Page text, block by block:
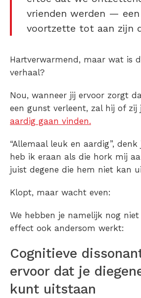
vrienden werden — een
voortzette tot aan zijn
Hartverwarmend, maar wat is
verhaal?
Nou, wanneer jij ervoor zorgt
een gunst verleent, zal hij of zij
aardig gaan vinden.
“Allemaal leuk en aardig”,
heb ik eraan als die hork mij
juist degene die hem niet kan
Klopt, maar wacht even:
We hebben je namelijk nog
effect ook andersom werkt:
Cognitieve
ervoor dat je
kunt uitstaan